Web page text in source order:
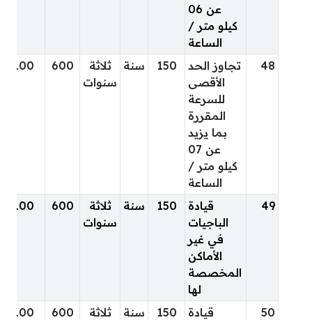
عن 06
كيلو متر /
الساعة
48
تجاوز الحد
الأقصى
للسرعة
المقررة
بما يزيد
عن 07
كيلو متر /
الساعة
150 سنة
ثلاثة
سنوات
600
100
49
قيادة
الباجيات
في غير
الأماكن
المخصصة
لها
150 سنة
ثلاثة
سنوات
600
100
50
قيادة
150 سنة
ثلاثة
600
100